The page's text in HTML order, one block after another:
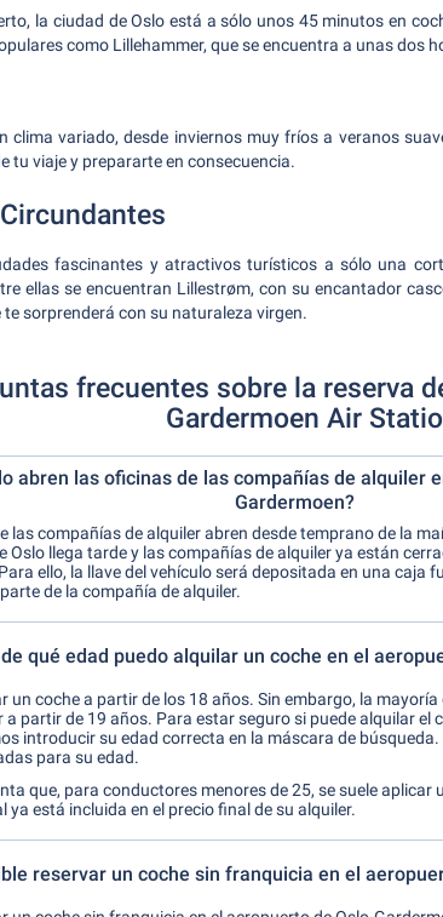
la ciudad de Oslo está a sólo unos 45 minutos en
como Lillehammer, que se encuentra a unas dos
clima variado, desde inviernos muy fríos a veranos
tu viaje y prepararte en consecuencia.
fascinantes y atractivos turísticos a sólo una
ellas se encuentran Lillestrøm, con su encantador
te sorprenderá con su naturaleza virgen.
frecuentes sobre la reserva
Gardermoen Air
abren las oficinas de las compañías de alquiler
Gardermoen?
las compañías de alquiler abren desde temprano de la
Oslo llega tarde y las compañías de alquiler ya están
ello, la llave del vehículo será depositada en una caja
de la compañía de alquiler.
qué edad puedo alquilar un coche en el
un coche a partir de los 18 años. Sin embargo, la
a partir de 19 años. Para estar seguro si puede alquilar el
introducir su edad correcta en la máscara de
para su edad.
que, para conductores menores de 25, se suele
ya está incluida en el precio final de su alquiler.
reservar un coche sin franquicia en el